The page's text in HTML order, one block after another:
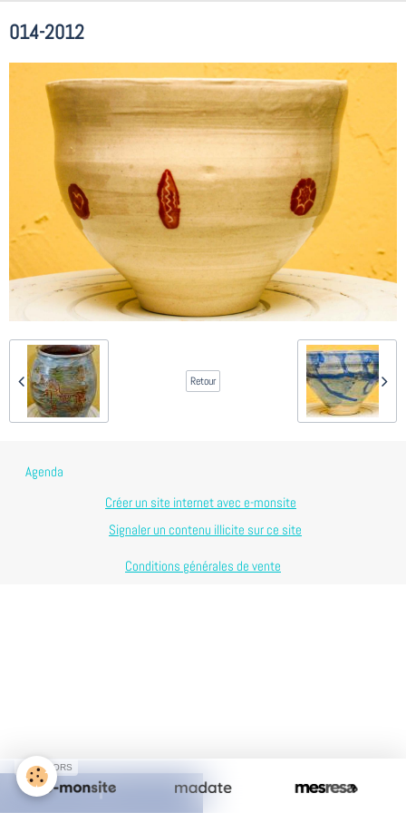
014-2012
Retour
Agenda
Créer un site internet avec e-monsite
Signaler un contenu illicite sur ce site
Conditions générales de vente
SPONSORS